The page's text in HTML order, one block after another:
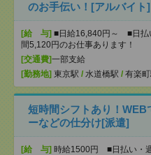
のお手伝い！[アルバイト]
[給 与] ■日給16,840円～ ■日
間5,120円のお仕事あります！
[交通費]一部支給
[勤務地] 東京駅 / 水道橋駅 / 有楽
短時間シフトあり！
ーなどの仕分け[派遣]
[給 与] 時給1500円 ■日払い・